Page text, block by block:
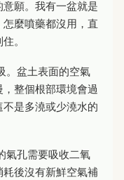
願。我有一盆就是
麼噴藥都沒用，直
。
。盆土表面的空氣
整個根部環境會過
是多澆或少澆水的
氣孔需要吸收二氧
後沒有新鮮空氣補